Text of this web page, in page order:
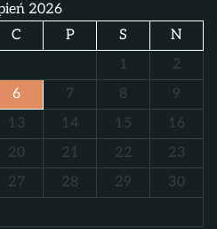
2026
C P S
N
1
2
6 7 8
9
13 14 15
16
20 21 22
23
27 28 29
30